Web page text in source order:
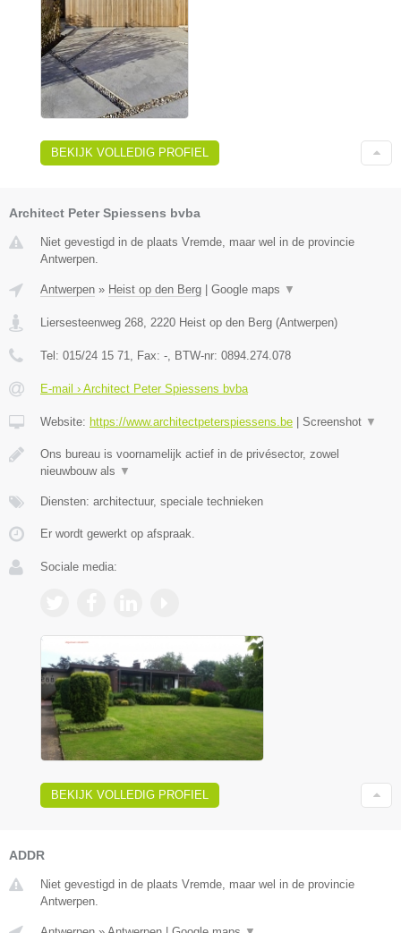
BEKIJK VOLLEDIG PROFIEL
Architect Peter Spiessens bvba
Niet gevestigd in de plaats Vremde, maar wel in de provincie
Antwerpen.
Antwerpen » Heist op den Berg Google maps ▼
Liersesteenweg 268 2220 Heist op den Berg (Antwerpen)
Tel: 015/24 15 71 , Fax: - , BTW-nr: 0894.274.078
E-mail › Architect Peter Spiessens bvba
Website: https://www.architectpeterspiessens.be Screenshot ▼
Ons bureau is voornamelijk actief in de privésector, zowel
nieuwbouw als ▼
Diensten: architectuur, speciale technieken
Er wordt gewerkt op afspraak.
Sociale media:
BEKIJK VOLLEDIG PROFIEL
ADDR
Niet gevestigd in de plaats Vremde, maar wel in de provincie
Antwerpen.